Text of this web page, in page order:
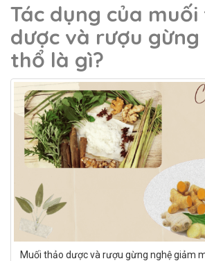
Tác dụng của
dược và rượu gừng
thổ là gì?
Muối thảo dược và rượu gừng nghệ giảm